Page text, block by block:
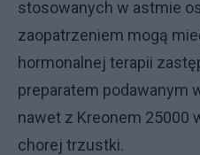
stosowanych w astmie
zaopatrzeniem mogą
hormonalnej terapii
preparatem podawanym
nawet z Kreonem 25000
chorej trzustki.